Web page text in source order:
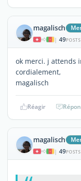
magalisch
| 49POSTS
ok merci. j attends
cordialement,
magalisch
Réagir
magalisch
| 49POSTS